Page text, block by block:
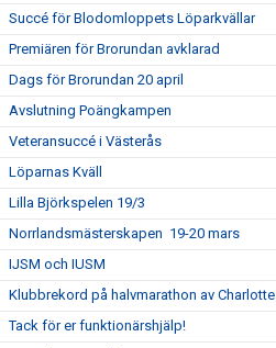
Succé för Blodomloppets Löparkvällar
Premiären för Brorundan avklarad
Dags för Brorundan 20 april
Avslutning Poängkampen
Veteransuccé i Västerås
Löparnas Kväll
Lilla Björkspelen 19/3
Norrlandsmästerskapen 19-20 mars
IJSM och IUSM
Klubbrekord på halvmarathon av Charlotte
Tack för er funktionärshjälp!